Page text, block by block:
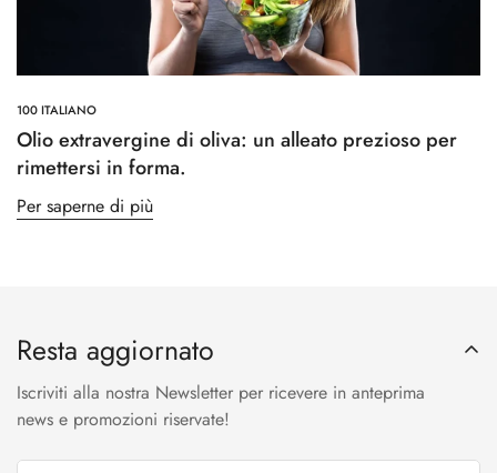
100 ITALIANO
Olio extravergine di oliva: un alleato prezioso per
rimettersi in forma.
Per saperne di più
Resta aggiornato
Iscriviti alla nostra Newsletter per ricevere in anteprima
news e promozioni riservate!